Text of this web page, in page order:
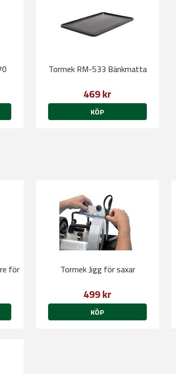
Tormek RM-533 Bänkmatta
469 kr
KÖP
för Tormek Jigg för saxar
499 kr
KÖP